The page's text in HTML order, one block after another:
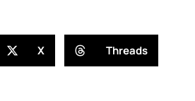
X Threads